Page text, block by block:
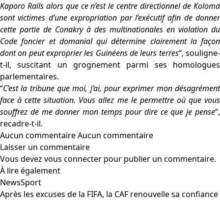
Kaporo Rails alors que ce n’est le centre directionnel de Koloma
sont victimes d’une expropriation par l’exécutif afin de donner
cette partie de Conakry à des multinationales en violation du
Code foncier et domanial qui détermine clairement la façon
dont on peut exproprier les Guinéens de leurs terres“, souligne-
t-il, suscitant un grognement parmi ses homologues
parlementaires.
“C’est la tribune que moi, j’ai, pour exprimer mon désagrément
face à cette situation. Vous allez me le permettre où que vous
souffrez de me donner mon temps pour dire ce que je pense“,
recadre-t-il.
Aucun commentaireAucun commentaire
Laisser un commentaire
Vous devez vous connecter pour publier un commentaire.
À lire également
NewsSport
Après les excuses de la FIFA, la CAF renouvelle sa confiance